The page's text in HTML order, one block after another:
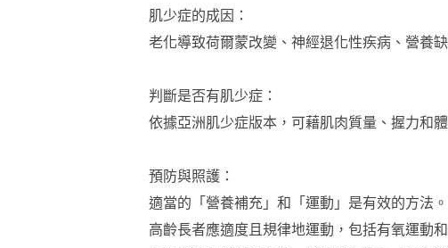
肌少症的成因：
老化導致荷爾蒙改變、神經退化性疾病、營養
判斷是否有肌少症：
依據亞洲肌少症版本，可藉肌肉質量、握力和
預防與照護：
適當的「營養補充」和「運動」是有效的方法。
高齡長者應適度且規律地運動，包括有氧運動